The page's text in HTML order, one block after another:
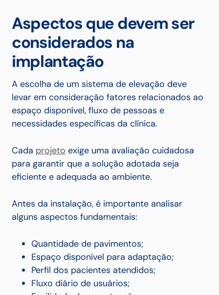
Aspectos que devem ser
considerados na
implantação
A escolha de um sistema de elevação deve
levar em consideração fatores relacionados ao
espaço disponível, fluxo de pessoas e
necessidades específicas da clínica.
Cada projeto exige uma avaliação cuidadosa
para garantir que a solução adotada seja
eficiente e adequada ao ambiente.
Antes da instalação, é importante analisar
alguns aspectos fundamentais:
Quantidade de pavimentos;
Espaço disponível para adaptação;
Perfil dos pacientes atendidos;
Fluxo diário de usuários;